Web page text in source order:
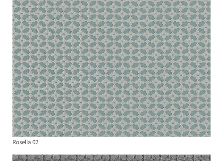
Rosella 02